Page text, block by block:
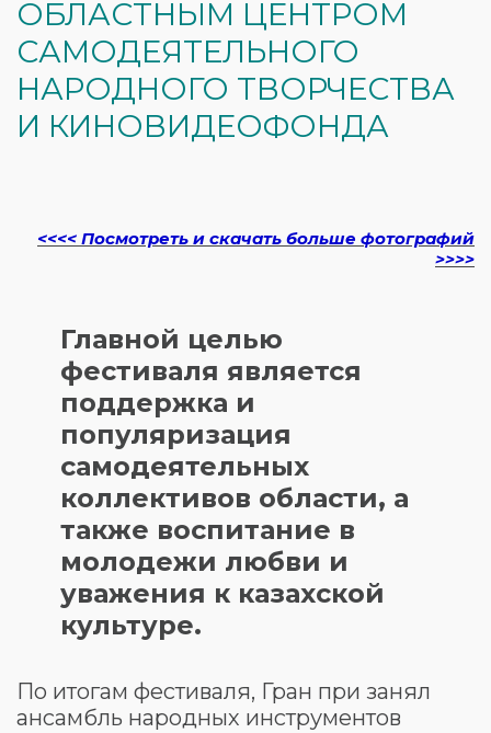
ОБЛАСТНЫМ ЦЕНТРОМ
САМОДЕЯТЕЛЬНОГО
НАРОДНОГО ТВОРЧЕСТВА
И КИНОВИДЕОФОНДА
<<<< Посмотреть и скачать больше фотографий
>>>>
Главной целью
фестиваля является
поддержка и
популяризация
самодеятельных
коллективов области, а
также воспитание в
молодежи любви и
уважения к казахской
культуре.
По итогам фестиваля, Гран при занял
ансамбль народных инструментов